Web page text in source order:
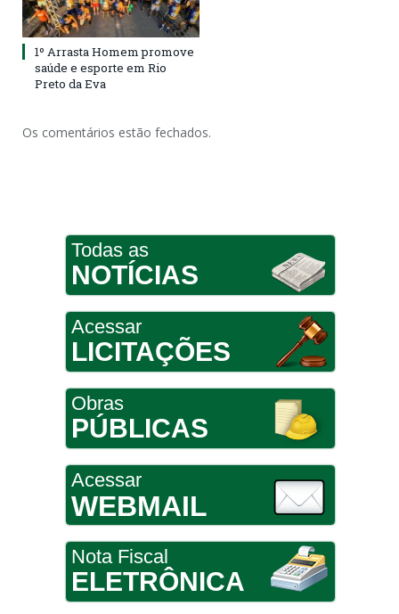
1º Arrasta Homem promove
saúde e esporte em Rio
Preto da Eva
Os comentários estão fechados.
Todas as
NOTÍCIAS
Acessar
LICITAÇÕES
Obras
PÚBLICAS
Acessar
WEBMAIL
Nota Fiscal
ELETRÔNICA